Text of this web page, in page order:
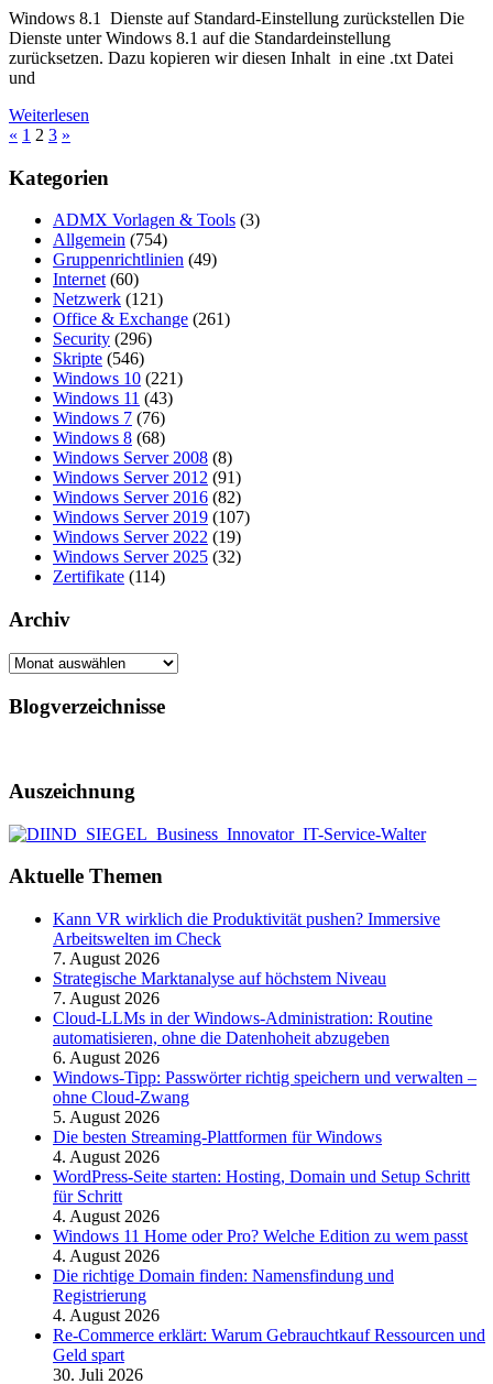
Windows 8.1 Dienste auf Standard-Einstellung zurückstellen Die
Dienste unter Windows 8.1 auf die Standardeinstellung
zurücksetzen. Dazu kopieren wir diesen Inhalt in eine .txt Datei
und
Weiterlesen
Seitennummerierung
der
Beiträge
« Vorherige
1 2 3 Nächste
»
Kategorien
ADMX Vorlagen & Tools (3)
Allgemein (754)
Gruppenrichtlinien (49)
Internet(60)
Netzwerk (121)
Office & Exchange (261)
Security (296)
Skripte (546)
Windows 10 (221)
Windows 11 (43)
Windows 7 (76)
Windows 8 (68)
Windows Server 2008 (8)
Windows Server 2012 (91)
Windows Server 2016 (82)
Windows Server 2019 (107)
Windows Server 2022 (19)
Windows Server 2025 (32)
Zertifikate (114)
Archiv
Archiv
Blogverzeichnisse
Auszeichnung
Aktuelle Themen
Kann VR wirklich die Produktivität pushen? Immersive
Arbeitswelten im Check
7. August 2026
Strategische Marktanalyse auf höchstem Niveau
7. August 2026
Cloud-LLMs in der Windows-Administration: Routine
automatisieren, ohne die Datenhoheit abzugeben
6. August 2026
Windows-Tipp: Passwörter richtig speichern und verwalten –
ohne Cloud-Zwang
5. August 2026
Die besten Streaming-Plattformen für Windows
4. August 2026
WordPress-Seite starten: Hosting, Domain und Setup Schritt
für Schritt
4. August 2026
Windows 11 Home oder Pro? Welche Edition zu wem passt
4. August 2026
Die richtige Domain finden: Namensfindung und
Registrierung
4. August 2026
Re-Commerce erklärt: Warum Gebrauchtkauf Ressourcen und
Geld spart
30. Juli 2026